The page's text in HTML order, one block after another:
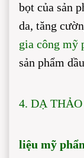
bọt của sản
da, tăng
gia công mỹ
sản phẩm
4. DẠ
liệu mỹ